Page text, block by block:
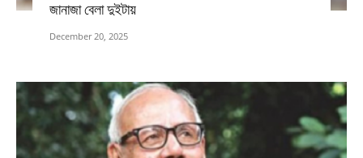
জানাজা বেলা দুইটায়
December 20, 2025